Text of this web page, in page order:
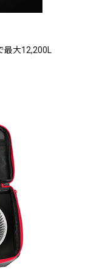
最大12,200L